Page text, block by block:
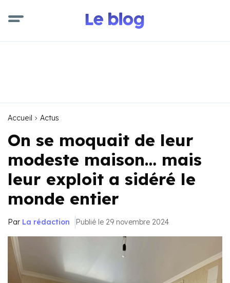
Accueil Actus
On se moquait de leur
modeste maison… mais
leur exploit a sidéré le
monde entier
Par La rédaction Publié le 29 novembre 2024